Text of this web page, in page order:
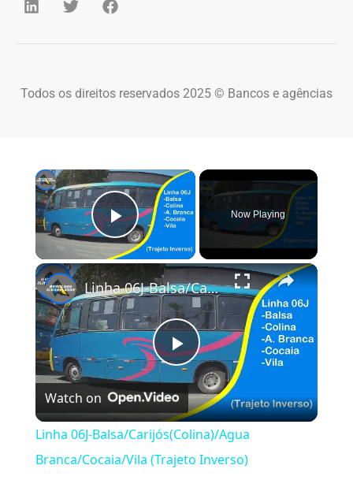
Todos os direitos reservados 2025 © Bancos e agências
×
Play Video
Now Playing
×
Play Video
Linha 06J-Balsa/Carijós(Colina)/Agua Branca/Cocaia/Vila (Trajeto Inverso)
Watch on
Linha 06J-Balsa/Carijós(Colina)/Agua
Branca/Cocaia/Vila (Trajeto Inverso)